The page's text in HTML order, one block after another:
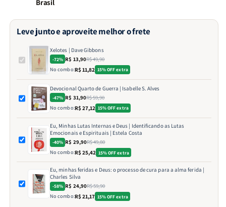
Brasil
Leve junto e aproveite melhor o frete
Xelotes | Dave Gibbons
-72% R$ 13,90R$ 49,90
No combo:R$ 11,82 15% OFF extra
Devocional Quarto de Guerra | Isabelle S. Alves
-47% R$ 31,90R$ 59,90
No combo:R$ 27,12 15% OFF extra
Eu, Minhas Lutas Internas e Deus | Identificando as Lutas
Emocionais e Espirituais | Estela Costa
-40% R$ 29,90R$ 49,80
No combo:R$ 25,42 15% OFF extra
Eu, minhas feridas e Deus: o processo de cura para a alma ferida |
Charles Silva
-58% R$ 24,90R$ 59,90
No combo:R$ 21,17 15% OFF extra